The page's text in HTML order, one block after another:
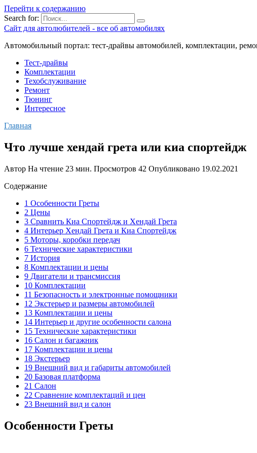
Перейти к содержанию
Search for:
Сайт для автолюбителей - все об автомобилях
Автомобильный портал: тест-драйвы автомобилей, комплектации,
Тест-драйвы
Комплектации
Техобслуживание
Ремонт
Тюнинг
Интересное
Главная
Что лучше хендай грета или киа спортейдж
Автор На чтение 23 мин. Просмотров 42 Опубликовано 19.02.2021
Содержание
1 Особенности Греты
2 Цены
3 Сравнить Киа Спортейдж и Хендай Грета
4 Интерьер Хендай Грета и Киа Спортейдж
5 Моторы, коробки передач
6 Технические характеристики
7 История
8 Комплектации и цены
9 Двигатели и трансмиссия
10 Комплектации
11 Безопасность и электронные помощники
12 Экстерьер и размеры автомобилей
13 Комплектации и цены
14 Интерьер и другие особенности салона
15 Технические характеристики
16 Салон и багажник
17 Комплектации и цены
18 Экстерьер
19 Внешний вид и габариты автомобилей
20 Базовая платформа
21 Салон
22 Сравнение комплектаций и цен
23 Внешний вид и салон
Особенности Греты